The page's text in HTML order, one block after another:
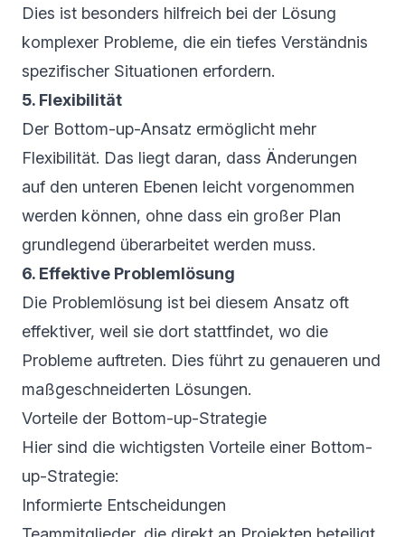
Dies ist besonders hilfreich bei der Lösung
komplexer Probleme, die ein tiefes Verständnis
spezifischer Situationen erfordern.
5. Flexibilität
Der Bottom-up-Ansatz ermöglicht mehr
Flexibilität. Das liegt daran, dass Änderungen
auf den unteren Ebenen leicht vorgenommen
werden können, ohne dass ein großer Plan
grundlegend überarbeitet werden muss.
6. Effektive Problemlösung
Die Problemlösung ist bei diesem Ansatz oft
effektiver, weil sie dort stattfindet, wo die
Probleme auftreten. Dies führt zu genaueren und
maßgeschneiderten Lösungen.
Vorteile der Bottom-up-Strategie
Hier sind die wichtigsten Vorteile einer Bottom-
up-Strategie:
Informierte Entscheidungen